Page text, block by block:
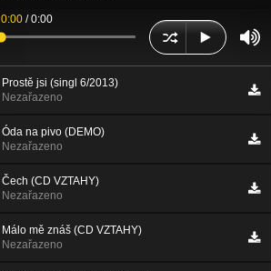
0:00 /0:00
Prostě jsi (singl 6/2013)
Nezařazeno
Óda na pivo (DEMO)
Nezařazeno
Čech (CD VZTAHY)
Nezařazeno
Málo mě znáš (CD VZTAHY)
Nezařazeno